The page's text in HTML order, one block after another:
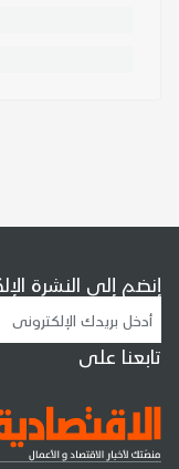
إنضم إلى النشرة
تابعنا على